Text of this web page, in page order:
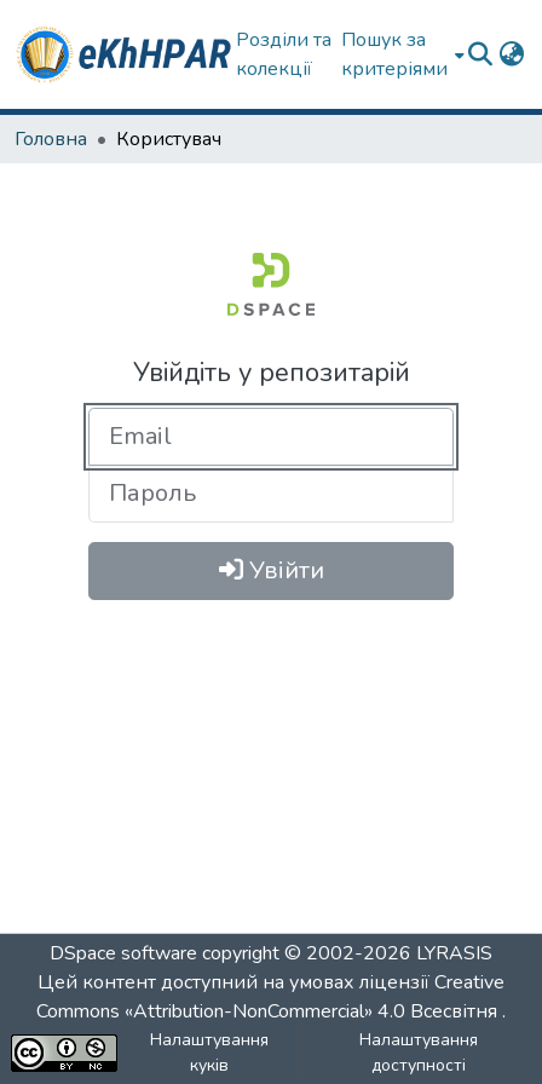
Розділи та
колекції
Пошук за
критеріями
Головна Користувач
Увійдіть у репозитарій
Увійти
DSpace software copyright © 2002-2026 LYRASIS
Цей контент доступний на умовах ліцензіїCreative
Commons «Attribution-NonCommercial» 4.0 Всесвітня .
Налаштування
куків
Налаштування
доступності